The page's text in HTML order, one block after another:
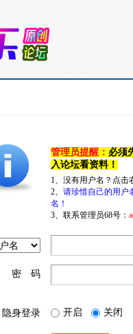
管理员提醒： 必须
入论坛看资料！
1、没有用户名？点
2、 请珍惜自己的用户
名！
3、联系管理员68号：
密 码
隐身登录 开启 关闭